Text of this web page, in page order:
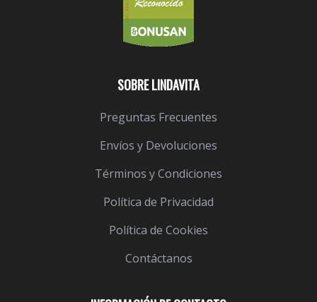
SOBRE LINDAVITA
Preguntas Frecuentes
Envíos y Devoluciones
Términos y Condiciones
Política de Privacidad
Política de Cookies
Contáctanos